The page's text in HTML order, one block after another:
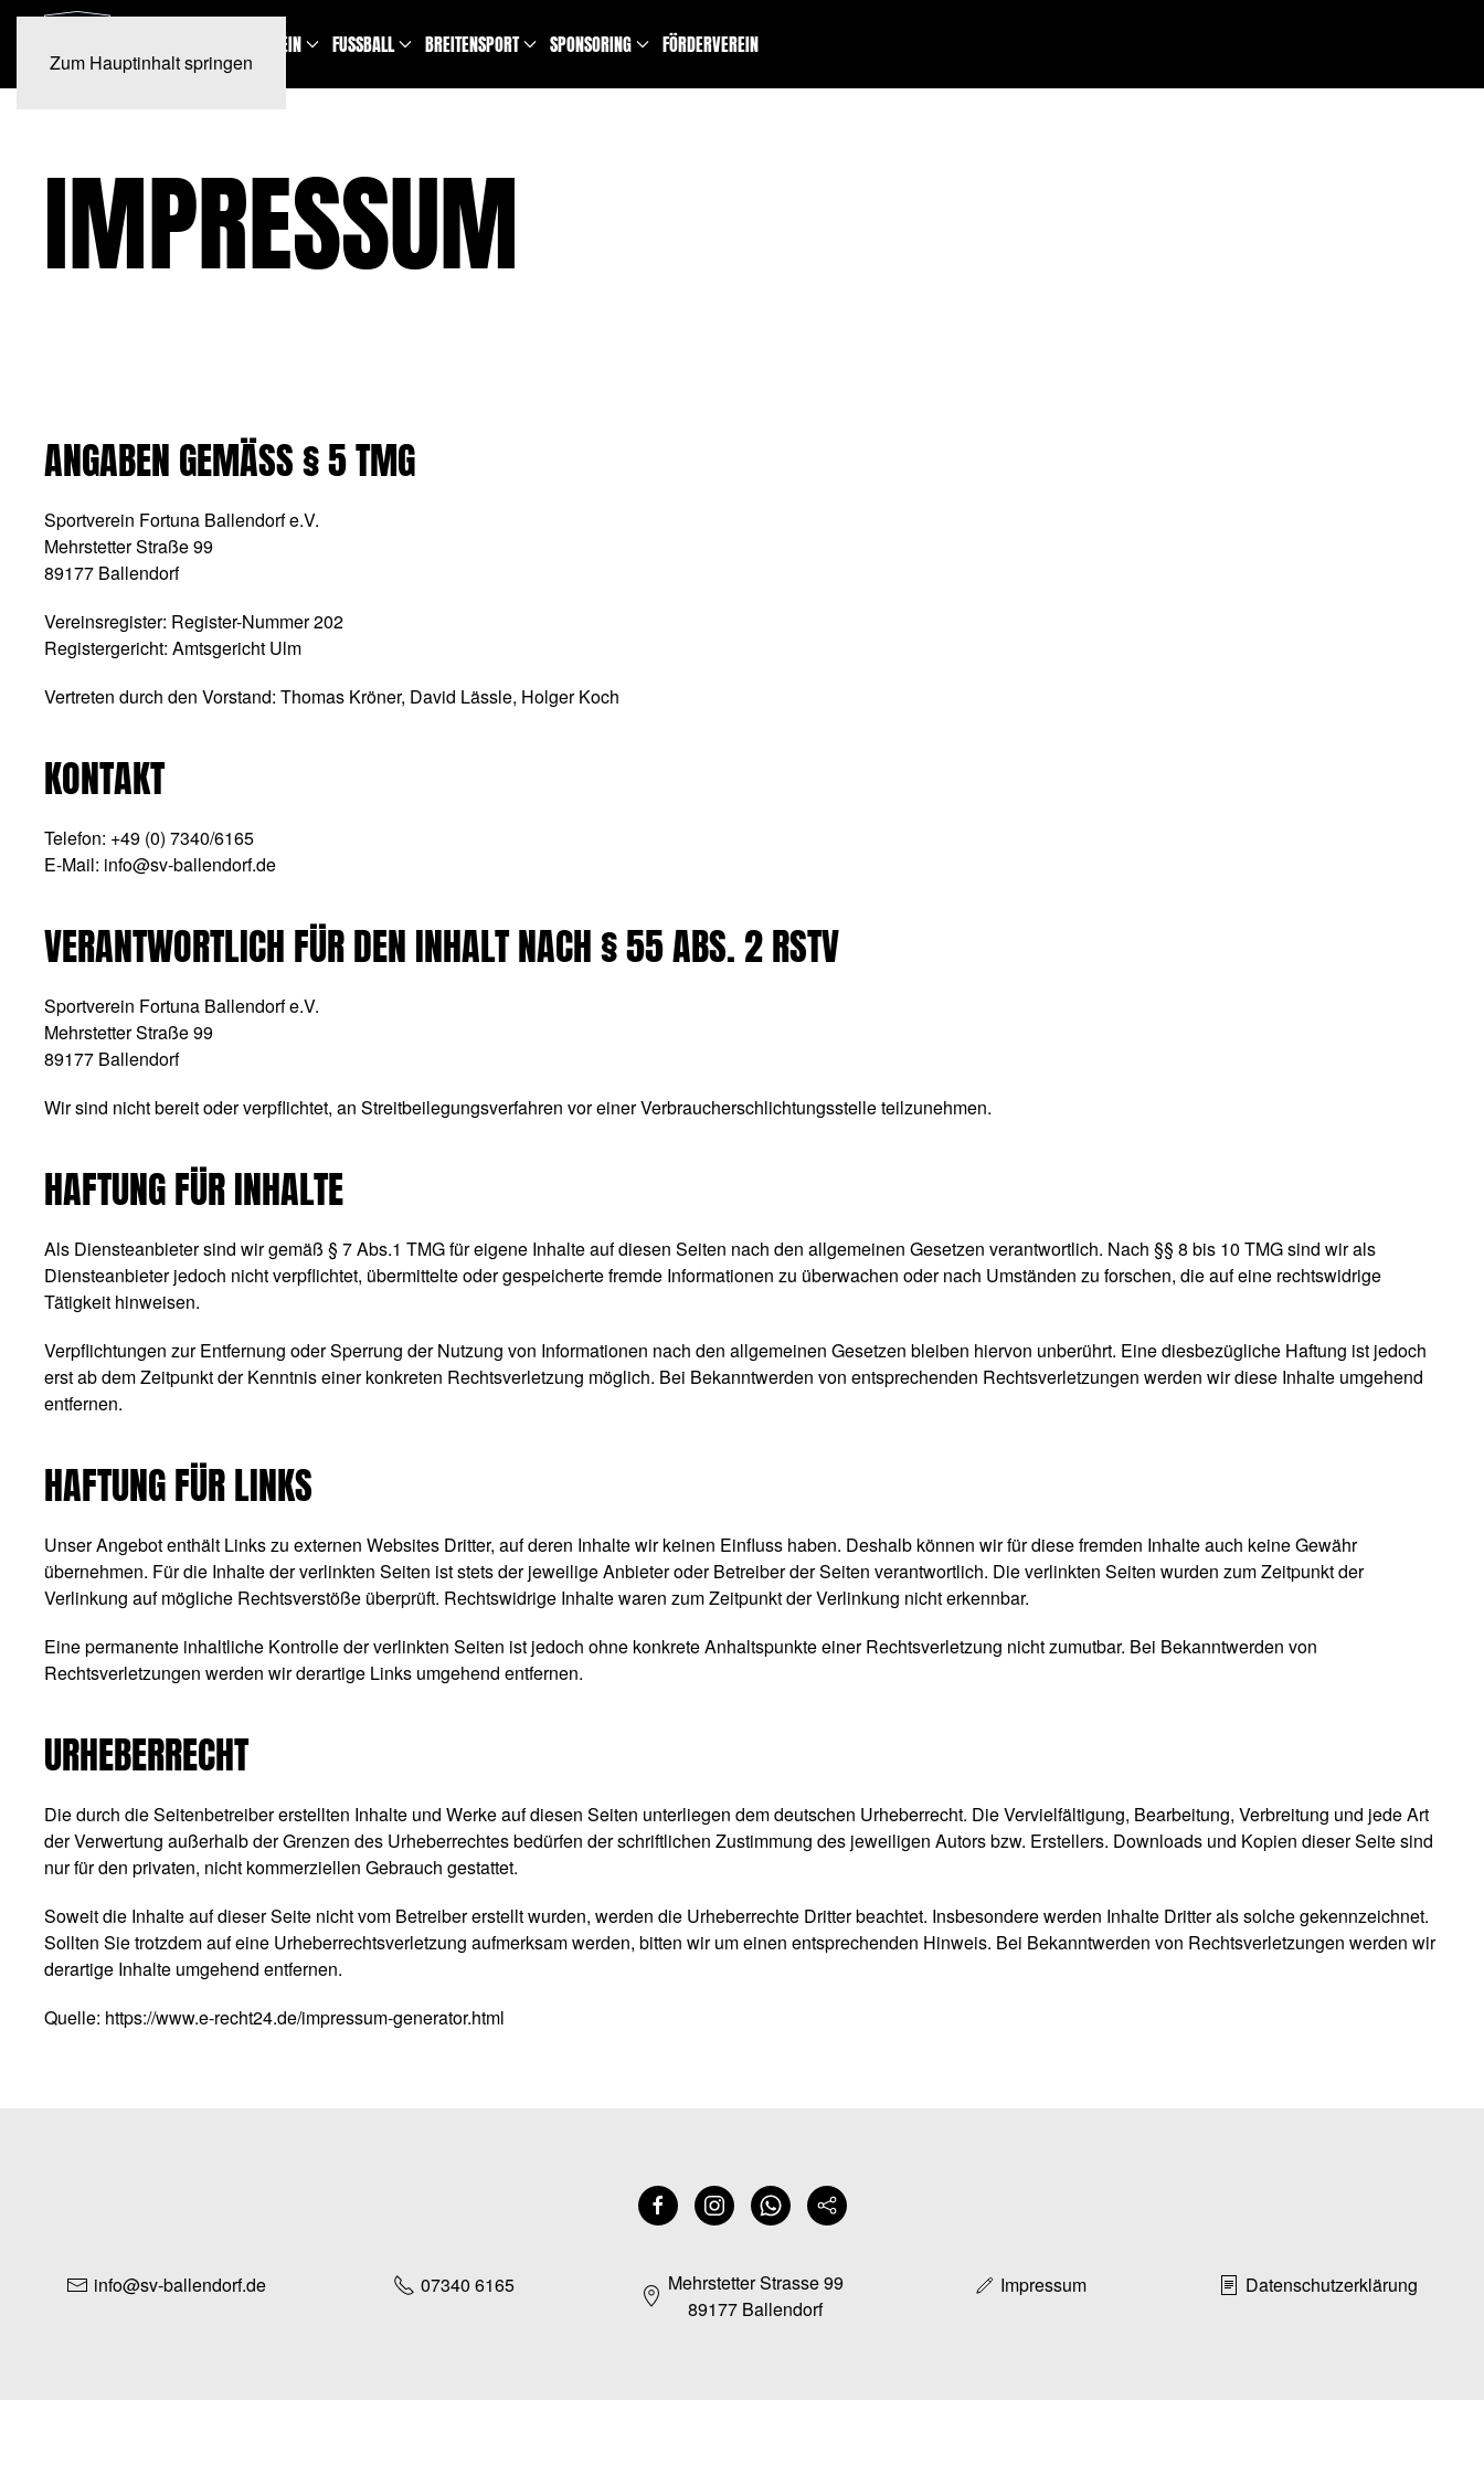
Zum Hauptinhalt springen
VEREIN FUSSBALL BREITENSPORT SPONSORING FÖRDERVEREIN
IMPRESSUM
ANGABEN GEMÄSS § 5 TMG
Sportverein Fortuna Ballendorf e.V.
Mehrstetter Straße 99
89177 Ballendorf
Vereinsregister: Register-Nummer 202
Registergericht: Amtsgericht Ulm
Vertreten durch den Vorstand: Thomas Kröner, David Lässle, Holger Koch
KONTAKT
Telefon: +49 (0) 7340/6165
E-Mail: info@sv-ballendorf.de
VERANTWORTLICH FÜR DEN INHALT NACH § 55 ABS. 2 RSTV
Sportverein Fortuna Ballendorf e.V.
Mehrstetter Straße 99
89177 Ballendorf
Wir sind nicht bereit oder verpflichtet, an Streitbeilegungsverfahren vor einer Verbraucherschlichtungsstelle teilzunehmen.
HAFTUNG FÜR INHALTE
Als Diensteanbieter sind wir gemäß § 7 Abs.1 TMG für eigene Inhalte auf diesen Seiten nach den allgemeinen Gesetzen verantwortlich. Nach §§ 8 bis 10 TMG sind wir als
Diensteanbieter jedoch nicht verpflichtet, übermittelte oder gespeicherte fremde Informationen zu überwachen oder nach Umständen zu forschen, die auf eine rechtswidrige
Tätigkeit hinweisen.
Verpflichtungen zur Entfernung oder Sperrung der Nutzung von Informationen nach den allgemeinen Gesetzen bleiben hiervon unberührt. Eine diesbezügliche Haftung ist jedoch
erst ab dem Zeitpunkt der Kenntnis einer konkreten Rechtsverletzung möglich. Bei Bekanntwerden von entsprechenden Rechtsverletzungen werden wir diese Inhalte umgehend
entfernen.
HAFTUNG FÜR LINKS
Unser Angebot enthält Links zu externen Websites Dritter, auf deren Inhalte wir keinen Einfluss haben. Deshalb können wir für diese fremden Inhalte auch keine Gewähr
übernehmen. Für die Inhalte der verlinkten Seiten ist stets der jeweilige Anbieter oder Betreiber der Seiten verantwortlich. Die verlinkten Seiten wurden zum Zeitpunkt der
Verlinkung auf mögliche Rechtsverstöße überprüft. Rechtswidrige Inhalte waren zum Zeitpunkt der Verlinkung nicht erkennbar.
Eine permanente inhaltliche Kontrolle der verlinkten Seiten ist jedoch ohne konkrete Anhaltspunkte einer Rechtsverletzung nicht zumutbar. Bei Bekanntwerden von
Rechtsverletzungen werden wir derartige Links umgehend entfernen.
URHEBERRECHT
Die durch die Seitenbetreiber erstellten Inhalte und Werke auf diesen Seiten unterliegen dem deutschen Urheberrecht. Die Vervielfältigung, Bearbeitung, Verbreitung und jede Art
der Verwertung außerhalb der Grenzen des Urheberrechtes bedürfen der schriftlichen Zustimmung des jeweiligen Autors bzw. Erstellers. Downloads und Kopien dieser Seite sind
nur für den privaten, nicht kommerziellen Gebrauch gestattet.
Soweit die Inhalte auf dieser Seite nicht vom Betreiber erstellt wurden, werden die Urheberrechte Dritter beachtet. Insbesondere werden Inhalte Dritter als solche gekennzeichnet.
Sollten Sie trotzdem auf eine Urheberrechtsverletzung aufmerksam werden, bitten wir um einen entsprechenden Hinweis. Bei Bekanntwerden von Rechtsverletzungen werden wir
derartige Inhalte umgehend entfernen.
Quelle: https://www.e-recht24.de/impressum-generator.html
info@sv-ballendorf.de 07340 6165
Mehrstetter Strasse 99
89177 Ballendorf
Impressum Datenschutzerklärung